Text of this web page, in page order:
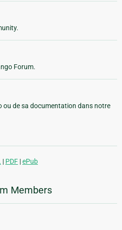
Forum.
ou de sa documentation dans notre
| PDF |ePub
Members